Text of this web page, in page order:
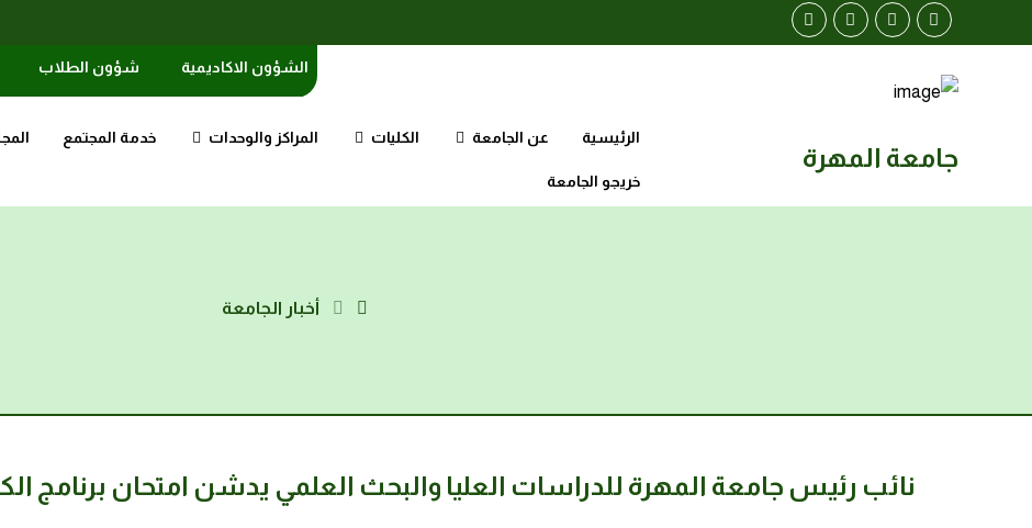
الشؤون الاكاديمية شؤون الطلاب
جامعة المهرة
الرئيسية عن الجامعة الكليات المراكز والوحدات خدمة المجتمع
خريجو الجامعة
أخبار الجامعة
نائب رئيس جامعة المهرة للدراسات العليا والبحث العلمي يدشن امتحان برنامج